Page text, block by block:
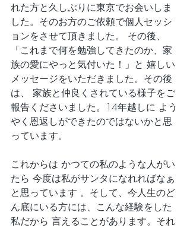
れた方と久しぶりに東京でお会いしま
した。そのお方のご依頼で個人セッシ
ョンをさせて頂きました。 その後、
「これまで何を勉強してきたのか、家
族の愛にやっと気付いた！」と 嬉しい
メッセージをいただきました。その後
は、 家族と仲良くされている様子をご
報告くださいました。14年越しに よう
やく恩返しができたのではないかと思
っています。
これからは かつての私のような人がい
たら 今度は私がサンタになれればなぁ
と思っています 。そして、今人生のど
ん底にいる方には、こんな経験をした
私だから 言えることがあります。それ